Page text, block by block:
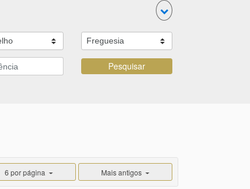
Pesquisar
6 por página Mais antigos